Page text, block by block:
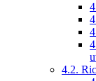
4.2.